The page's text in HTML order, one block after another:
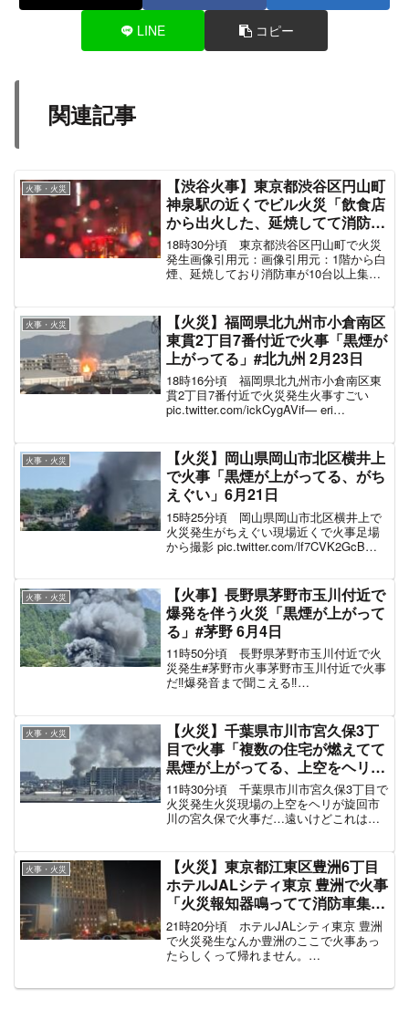
LINE コピー
関連記事
火事・火災
【渋谷火事】東京都渋谷区円山町
神泉駅の近くでビル火災「飲食店
から出火した、延焼してて消防車
が大量集結」4月29日
18時30分頃 東京都渋谷区円山町で火災
発生画像引用元：画像引用元：1階から白
煙、延焼しており消防車が10台以上集結
て。— れべおさん (@sysecond) April...
火事・火災
【火災】福岡県北九州市小倉南区
東貫2丁目7番付近で火事「黒煙が
上がってる」#北九州 2月23日
18時16分頃 福岡県北九州市小倉南区東
貫2丁目7番付近で火災発生火事すごい
pic.twitter.com/ickCygAVif— eri
火事・火災
【火災】岡山県岡山市北区横井上
で火事「黒煙が上がってる、がち
えぐい」6月21日
15時25分頃 岡山県岡山市北区横井上で
火災発生がちえぐい現場近くで火事足場
から撮影 pic.twitter.com/lf7CVK2GcB—
火事・火災
【火事】長野県茅野市玉川付近で
爆発を伴う火災「黒煙が上がって
る」#茅野 6月4日
11時50分頃 長野県茅野市玉川付近で火
災発生#茅野市火事茅野市玉川付近で火事
だ‼️爆発音まで聞こえる‼️
火事・火災
【火災】千葉県市川市宮久保3丁
目で火事「複数の住宅が燃えてて
黒煙が上がってる、上空をヘリが
旋回」1月8日
11時30分頃 千葉県市川市宮久保3丁目で
火災発生火災現場の上空をヘリが旋回市
川の宮久保で火事だ…遠いけどこれは明
イト (@FRO_GRNGE2021) Jan...
火事・火災
【火災】東京都江東区豊洲6丁目
ホテルJALシティ東京 豊洲で火事
「火災報知器鳴ってて消防車集
結、宿泊客が避難」9月17日
21時20分頃 ホテルJALシティ東京 豊洲
で火災発生なんか豊洲のここで火事あっ
たらしくって帰れません。